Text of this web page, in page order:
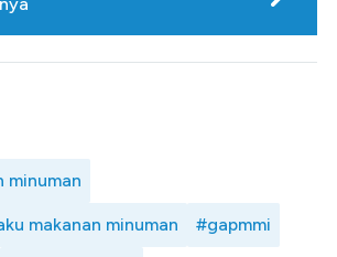
minuman
makanan minuman #gapmmi